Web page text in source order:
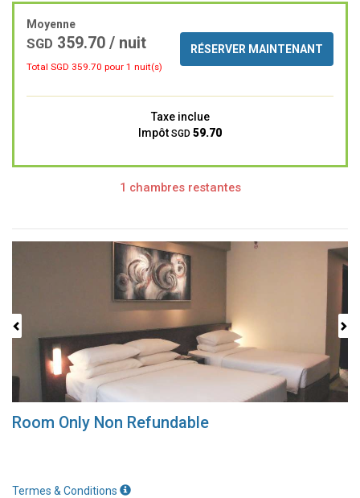
Moyenne
SGD 359.70 / nuit
Total SGD 359.70 pour 1 nuit(s)
RÉSERVER MAINTENANT
Taxe inclue
Impôt SGD 59.70
1 chambres restantes
Next
Room Only Non Refundable
Termes & Conditions